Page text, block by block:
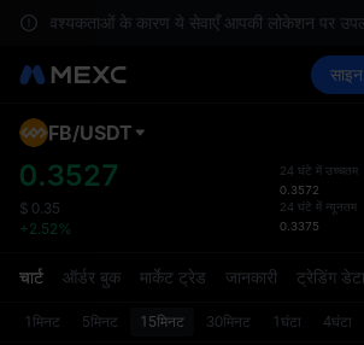
आवश्यकताओं के कारण ये सेवाएँ आपकी लोकेशन पर
स्पॉट
FB/USDT
0.3527
$ 0.35
+2.52%
24 घंटे में उच्चतम
0.3572
24 घंटे में न्यूनतम
0.3375
चार्ट ऑर्डर बुक मार्केट ट्रेड जानकारी ट्रेडिंग डेटा
1मिनट 5मिनट 15मिनट 30मिनट 1घंटा 4घंटा